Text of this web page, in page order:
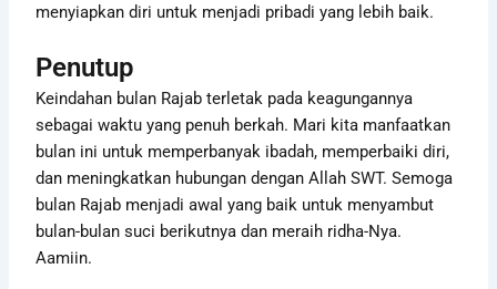
menyiapkan diri untuk menjadi pribadi yang lebih baik.
Penutup
Keindahan bulan Rajab terletak pada keagungannya
sebagai waktu yang penuh berkah. Mari kita manfaatkan
bulan ini untuk memperbanyak ibadah, memperbaiki diri,
dan meningkatkan hubungan dengan Allah SWT. Semoga
bulan Rajab menjadi awal yang baik untuk menyambut
bulan-bulan suci berikutnya dan meraih ridha-Nya.
Aamiin.